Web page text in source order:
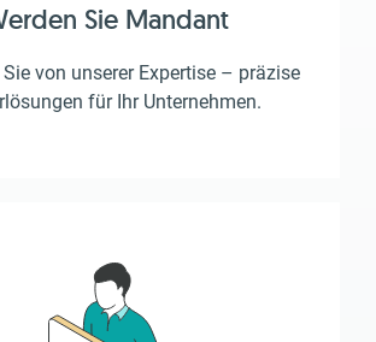
Sie Mandant
von unserer Expertise – präzise
für Ihr Unternehmen.